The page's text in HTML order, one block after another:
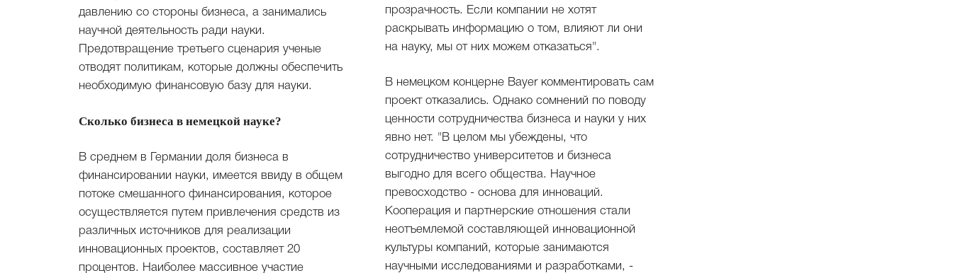
давлению со стороны бизнеса, а занимались
научной деятельность ради науки.
Предотвращение третьего сценария ученые
отводят политикам, которые должны обеспечить
необходимую финансовую базу для науки.
Сколько бизнеса в немецкой науке?
В среднем в Германии доля бизнеса в
финансировании науки, имеется ввиду в общем
потоке смешанного финансирования, которое
осуществляется путем привлечения средств из
различных источников для реализации
инновационных проектов, составляет 20
процентов. Наиболее массивное участие
прозрачность. Если компании не хотят
раскрывать информацию о том, влияют ли они
на науку, мы от них можем отказаться".
В немецком концерне Bayer комментировать сам
проект отказались. Однако сомнений по поводу
ценности сотрудничества бизнеса и науки у них
явно нет. "В целом мы убеждены, что
сотрудничество университетов и бизнеса
выгодно для всего общества. Научное
превосходство - основа для инноваций.
Кооперация и партнерские отношения стали
неотъемлемой составляющей инновационной
культуры компаний, которые занимаются
научными исследованиями и разработками, -